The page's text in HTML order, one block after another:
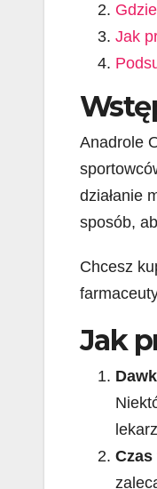
Jak
Anadrole
działanie
sposób,
Chcesz
Jak